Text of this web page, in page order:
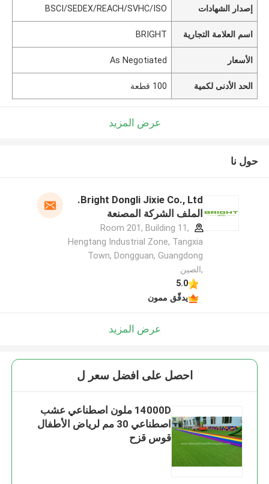
إصدار الشهادات BSCI/SEDEX/REACH/SVHC/ISO
اسم العلامة التجارية BRIGHT
الأسعار As Negotiated
الحد الأدنى لكمية 100 قطعة
عرض المزيد
حول نا
Bright Dongli Jixie Co., Ltd.
الملف الشركة المصنعة
Room 201, Building 11,
Hengtang Industrial Zone, Tangxia
Town, Dongguan, Guangdong
,الصين
5.0
يدقّق ممون
عرض المزيد
احصل على افضل سعر ل
14000D ملون اصطناعي عشب
اصطناعي 30 مم لرياض الأطفال
قوس قزح